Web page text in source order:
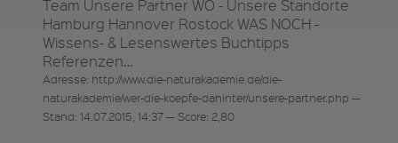
Team Unsere Partner WO - Unsere Standorte
Hamburg Hannover Rostock WAS NOCH -
Wissens- & Lesenswertes Buchtipps
Referenzen…
Adresse: http://www.die-naturakademie.de/die-
naturakademie/wer-die-koepfe-dahinter/unsere-partner.php —
Stand: 14.07.2015, 14:37 — Score: 2,80